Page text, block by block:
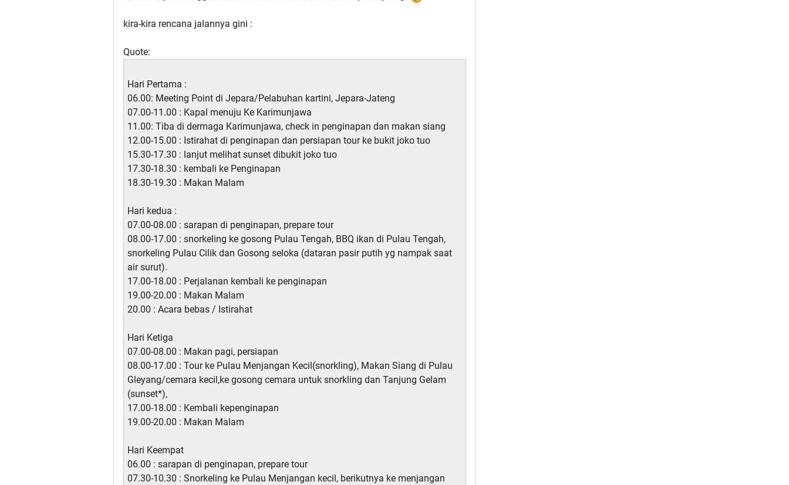
kira-kira rencana jalannya gini :
Quote:
Hari Pertama :
06.00: Meeting Point di Jepara/Pelabuhan kartini, Jepara-Jateng
07.00-11.00 : Kapal menuju Ke Karimunjawa
11.00: Tiba di dermaga Karimunjawa, check in penginapan dan makan siang
12.00-15.00 : Istirahat di penginapan dan persiapan tour ke bukit joko tuo
15.30-17.30 : lanjut melihat sunset dibukit joko tuo
17.30-18.30 : kembali ke Penginapan
18.30-19.30 : Makan Malam
Hari kedua :
07.00-08.00 : sarapan di penginapan, prepare tour
08.00-17.00 : snorkeling ke gosong Pulau Tengah, BBQ ikan di Pulau Tengah,
snorkeling Pulau Cilik dan Gosong seloka (dataran pasir putih yg nampak saat
air surut).
17.00-18.00 : Perjalanan kembali ke penginapan
19.00-20.00 : Makan Malam
20.00 : Acara bebas / Istirahat
Hari Ketiga
07.00-08.00 : Makan pagi, persiapan
08.00-17.00 : Tour ke Pulau Menjangan Kecil(snorkling), Makan Siang di Pulau
Gleyang/cemara kecil,ke gosong cemara untuk snorkling dan Tanjung Gelam
(sunset*),
17.00-18.00 : Kembali kepenginapan
19.00-20.00 : Makan Malam
Hari Keempat
06.00 : sarapan di penginapan, prepare tour
07.30-10.30 : Snorkeling ke Pulau Menjangan kecil, berikutnya ke menjangan